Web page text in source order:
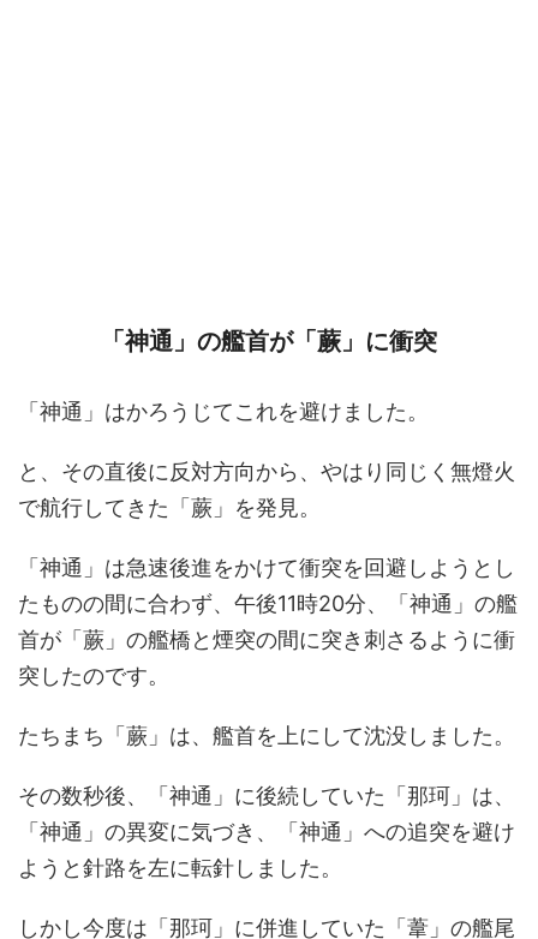
「神通」の艦首が「蕨」に衝突
「神通」はかろうじてこれを避けました。
と、その直後に反対方向から、やはり同じく無燈火
で航行してきた「蕨」を発見。
「神通」は急速後進をかけて衝突を回避しようとし
たものの間に合わず、午後11時20分、「神通」の艦
首が「蕨」の艦橋と煙突の間に突き刺さるように衝
突したのです。
たちまち「蕨」は、艦首を上にして沈没しました。
その数秒後、「神通」に後続していた「那珂」は、
「神通」の異変に気づき、「神通」への追突を避け
ようと針路を左に転針しました。
しかし今度は「那珂」に併進していた「葦」の艦尾